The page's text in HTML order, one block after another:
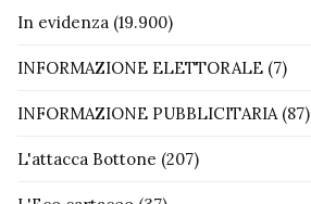
In evidenza (19.900)
INFORMAZIONE ELETTORALE (7)
INFORMAZIONE PUBBLICITARIA (87)
L'attacca Bottone (207)